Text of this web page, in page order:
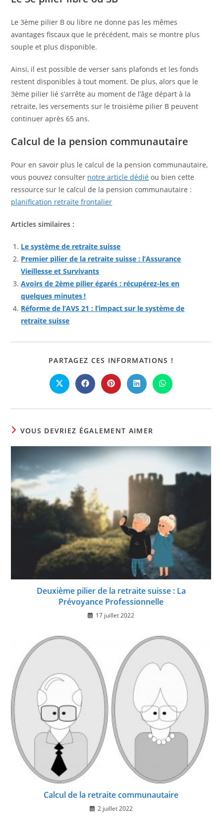
Le 3ème pilier B ou libre ne donne pas les mêmes
avantages fiscaux que le précédent, mais se montre plus
souple et plus disponible.
Ainsi, il est possible de verser sans plafonds et les fonds
restent disponibles à tout moment. De plus, alors que le
3ème pilier lié s’arrête au moment de l’âge départ à la
retraite, les versements sur le troisième pilier B peuvent
continuer après 65 ans.
Calcul de la pension communautaire
Pour en savoir plus le calcul de la pension communautaire,
vous pouvez consulter notre article dédié ou bien cette
ressource sur le calcul de la pension communautaire :
planification retraite frontalier
Articles similaires :
Le système de retraite suisse
Premier pilier de la retraite suisse : l’Assurance
Vieillesse et Survivants
Avoirs de 2ème pilier égarés : récupérez-les en
quelques minutes !
Réforme de l’AVS 21 : l’impact sur le système de
retraite suisse
PARTAGEZ CES INFORMATIONS !
Ouvrir
dans
autre
Ouvrir
dans
autre
Ouvrir
dans
autre
Ouvrir
dans
autre
Ouvrir
dans
autre
VOUS DEVRIEZ ÉGALEMENT AIMER
Deuxième pilier de la retraite suisse : La
Prévoyance Professionnelle
17 juillet 2022
Calcul de la retraite communautaire
2 juillet 2022